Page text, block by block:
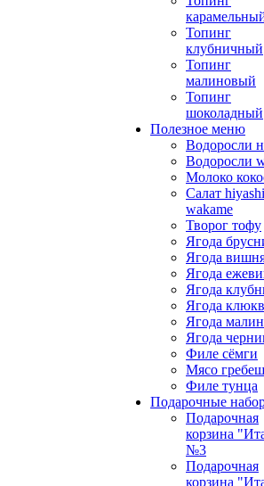
Топинг
клубничный
Топинг
малиновый
Топинг
шоколадный
Полезное меню
Водоросли
Водоросли
Молоко
Салат hiyashi
wakame
Творог тофу
Ягода
Ягода
Ягода
Ягода
Ягода
Ягода
Ягода
Филе сёмги
Мясо
Филе тунца
Подарочные
Подарочная
корзина
№3
Подарочная
корзина